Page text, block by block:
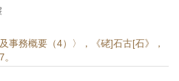
事務概要（4）〉，《硓]石古[石》，